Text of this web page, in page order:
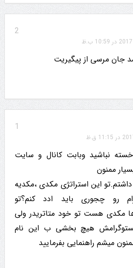
2
جان مرسی از پیگیریت
1
نباشید وبابت کانال و سایت
ممنون
این استراتژی مکدی ،مکدیه
رو چجوری باید ادد کنم؟تو
مکدی هست تو خود متاتریدر ولی
هیچ بخشی ب این نام
میشم راهنمایی بفرمایید